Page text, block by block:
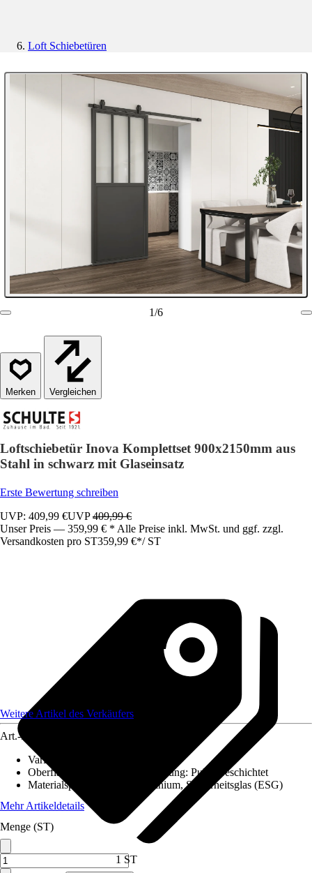
Loft Schiebetüren
1/6
Vergleichen
Loftschiebetür Inova Komplettset 900x2150mm aus
Stahl in schwarz mit Glaseinsatz
Erste Bewertung schreiben
UVP: 409,99 €UVP409,99 €
Unser Preis — 359,99 € * Alle Preise inkl. MwSt. und ggf. zzgl.
Versandkosten pro ST359,99 €*/ ST
Weitere Artikel des Verkäufers
Art.-Nr.
Variante
Oberfläche/Oberflächenbehandlung: Pulverbeschichtet
Materialspezifizierung
Aluminium, Sicherheitsglas (ESG)
Mehr Artikeldetails
Menge (ST)
1 ST